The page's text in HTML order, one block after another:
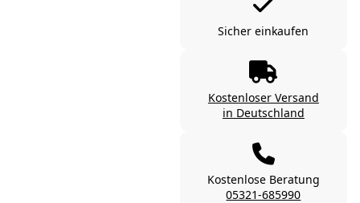
Sicher einkaufen
Kostenloser Versand
in Deutschland
Kostenlose Beratung
05321-685990